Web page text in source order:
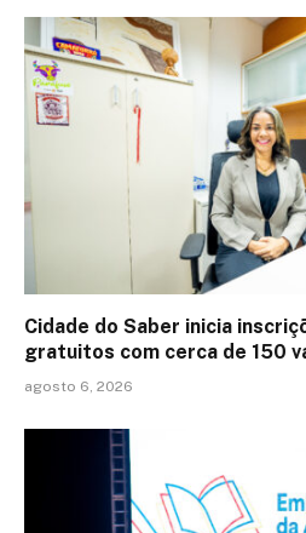
Cidade do Saber inicia
gratuitos com cerca de 150
agosto 6, 2026